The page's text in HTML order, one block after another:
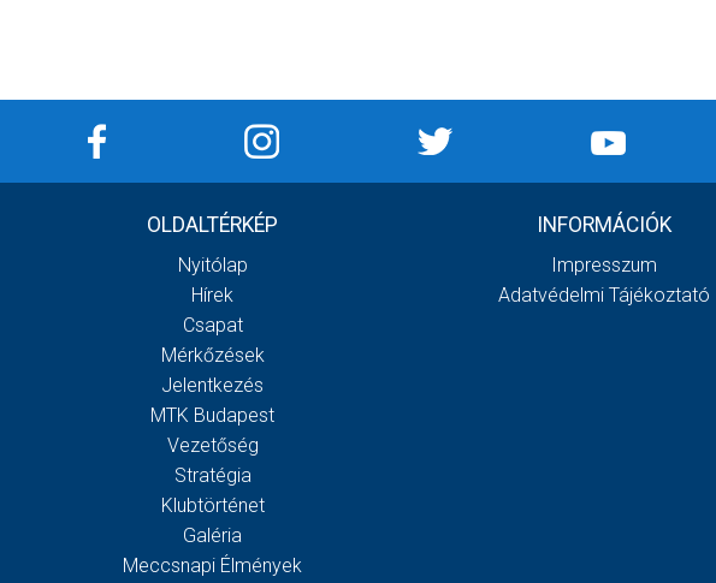
OLDALTÉRKÉP
Nyitólap
Hírek
Csapat
Mérkőzések
Jelentkezés
MTK Budapest
Vezetőség
Stratégia
Klubtörténet
Galéria
Meccsnapi Élmények
INFORMÁCIÓK
Impresszum
Adatvédelmi Tájékoztató